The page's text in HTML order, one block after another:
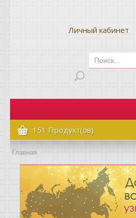
Личный кабинет
Главная
Как сделать заказ
Оплата и доставка
Контакты
Вопрос-ответ
151 Продукт(ов)
Главная